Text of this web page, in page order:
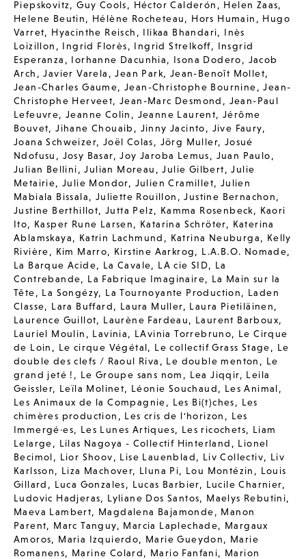
Piepskovitz,Guy Cools, Héctor Calderón , Helen Zaas,
Helene Beutin, Hélène Rocheteau, Hors Humain , Hugo
Varret, Hyacinthe Reisch , Ilikaa Bhandari, Inès
Loizillon , Ingrid Florès, Ingrid Strelkoff, Insgrid
Esperanza , Iorhanne Dacunhia, Isona Dodero, Jacob
Arch ,Javier Varela ,Jean Park, Jean-Benoît Mollet,
Jean-Charles Gaume,Jean-Christophe Bournine,Jean-
Christophe Herveet,Jean-Marc Desmond , Jean-Paul
Lefeuvre,Jeanne Colin , Jeanne Laurent,Jérôme
Bouvet,Jihane Chouaib , Jinny Jacinto, Jive Faury,
Joana Schweizer, Joël Colas, Jörg Muller, Josué
Ndofusu , Josy Basar,Joy Jaroba Lemus, Juan Paulo,
Julian Bellini,Julian Moreau ,Julie Gilbert,Julie
Metairie,Julie Mondor, Julien Cramillet, Julien
Mabiala Bissala, Juliette Rouillon ,Justine Bernachon,
Justine Berthillot,Jutta Pelz, Kamma Rosenbeck, Kaori
Ito, Kasper Rune Larsen, Katarina Schröter, Katerina
Ablamskaya, Katrin Lachmund , Katrina Neuburga, Kelly
Rivière, Kim Marro, Kirstine Aarkrog, L.A.B.O. Nomade,
La Barque Acide, La Cavale, LA cie SID, La
Contrebande, La Fabrique Imaginaire, La Main sur la
Tête, La Songézy, La Tournoyante Production, Laden
Classe, Lara Buffard, Laura Muller, Laura Pietiläinen,
Laurence Guillot, Laurène Fardeau, Laurent Barboux,
Lauriel Moulin , Lavinia, LAvinia Torrebruno, Le Cirque
de Loin , Le cirque Végétal, Le collectif Grass Stage, Le
double des clefs / Raoul Riva , Le double menton , Le
grand jeté ! , Le Groupe sans nom , Lea Jiqqir, Leila
Geissler, Leïla Molinet, Léonie Souchaud, Les Animal,
Les Animaux de la Compagnie, Les Bi(t)ches, Les
chimères production , Les cris de l'horizon , Les
Immergé·es, Les Lunes Artiques, Les ricochets, Liam
Lelarge, Lilas Nagoya - Collectif Hinterland , Lionel
Becimol, Lior Shoov, Lise Lauenblad, Liv Collectiv, Liv
Karlsson, Liza Machover, Lluna Pi, Lou Montézin , Louis
Gillard , Luca Gonzales, Lucas Barbier, Lucile Charnier,
Ludovic Hadjeras, Lyliane Dos Santos, Maelys Rebutini,
Maeva Lambert, Magdalena Bajamonde, Manon
Parent, Marc Tanguy, Marcia Laplechade, Margaux
Amoros, Maria Izquierdo, Marie Gueydon, Marie
Romanens, Marine Colard, Mario Fanfani, Marion